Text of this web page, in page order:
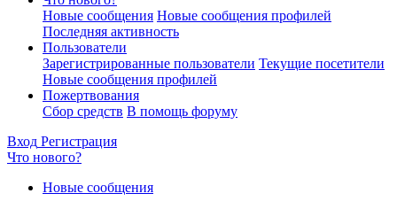
Новые сообщения Новые сообщения профилей
Последняя активность
Пользователи
Зарегистрированные пользователи Текущие посетители
Новые сообщения профилей
Пожертвования
Сбор средств В помощь форуму
Вход Регистрация
Что нового?
Новые сообщения